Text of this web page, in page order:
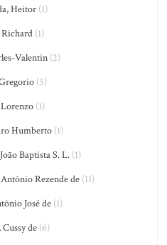
Heitor (1)
(1)
Valentin (2)
(5)
(1)
Humberto(1)
Baptista S. L.(1)
Rezende de (11)
José de (1)
de (6)